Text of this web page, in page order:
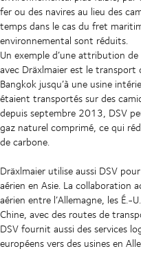
fer ou des navires au lieu des
temps dans le cas du fret
environnemental sont réduits.
Un exemple d’une attribution
avec Dräxlmaier est le
Bangkok jusqu’à une usine
étaient transportés sur des
depuis septembre 2013, DSV
gaz naturel comprimé, ce qui
de carbone.
Dräxlmaier utilise aussi DSV
aérien en Asie. La collaboration
aérien entre l’Allemagne, les É.-
Chine, avec des routes de
DSV fournit aussi des services
européens vers des usines en